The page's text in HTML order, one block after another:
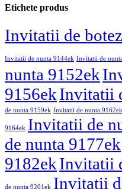
Etichete produs
Invitatii de
Invitatii de nunta 9144ek Invitatii de
nunta 9152ek
9156ekInvitatii
de nunta 9159ek Invitatii de nunta 9162ek
9164ek Invitatii de
de nunta 9177ek
9182ekInvitatii
de nunta 9201ek Invitatii